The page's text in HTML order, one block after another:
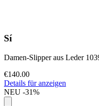
Sí
Damen-Slipper aus Leder
€140.00
Details für anzeigen
NEU -31%